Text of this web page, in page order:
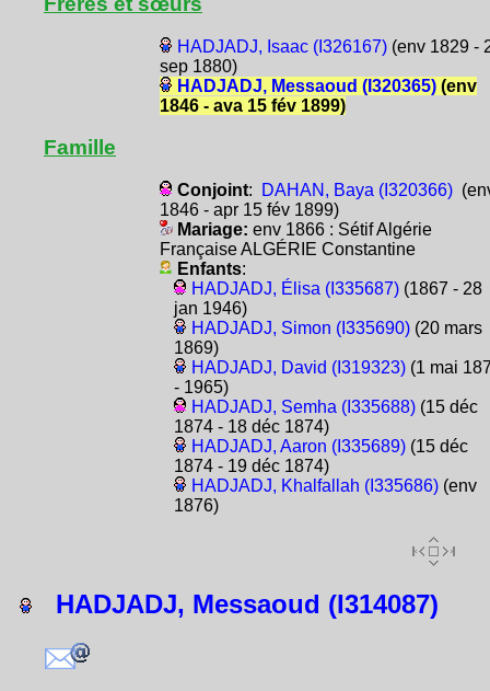
HADJADJ, Isaac (I326167)(env 1829 -
sep 1880)
HADJADJ, Messaoud (I320365)(env
1846 - ava 15 fév 1899)
Famille
Conjoint: DAHAN, Baya (I320366)
1846 - apr 15 fév 1899)
Mariage: env 1866 : Sétif Algérie
Française ALGÉRIE Constantine
Enfants:
HADJADJ, Élisa (I335687)(1867 - 28
jan 1946)
HADJADJ, Simon (I335690)(20 mars
1869)
HADJADJ, David (I319323)(1 mai
- 1965)
HADJADJ, Semha (I335688)(15 déc
1874 - 18 déc 1874)
HADJADJ, Aaron (I335689)(15 déc
1874 - 19 déc 1874)
HADJADJ, Khalfallah (I335686)(env
1876)
HADJADJ, Messaoud (I314087)